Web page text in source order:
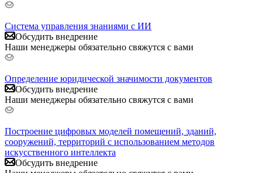
Система управления знаниями с ИИ
Обсудить внедрение
Наши менеджеры обязательно свяжутся с вами
Определение юридической значимости документов
Обсудить внедрение
Наши менеджеры обязательно свяжутся с вами
Построение цифровых моделей помещений, зданий,
сооружений, территорий с использованием методов
искусственного интеллекта
Обсудить внедрение